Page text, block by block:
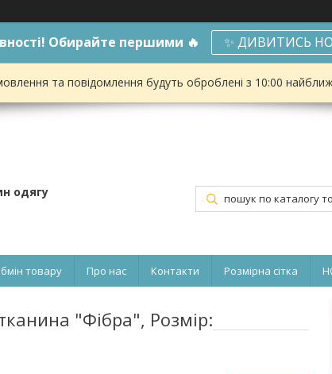
Обирайте першими 🔥 ✨ ДИВИТИСЬ
та повідомлення будуть оброблені з 10:00
одягу
товару Про нас Контакти Розмірна сітка
"Фібра", Розмір: